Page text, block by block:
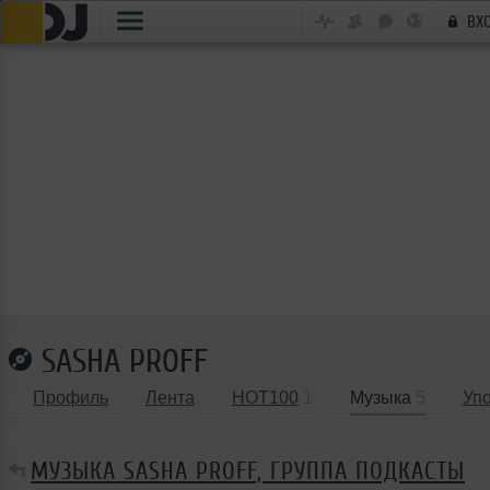
SASHA PROFF
Профиль Лента HOT100 Музыка
МУЗЫКА SASHA PROFF, ГРУППА ПОДКАСТЫ